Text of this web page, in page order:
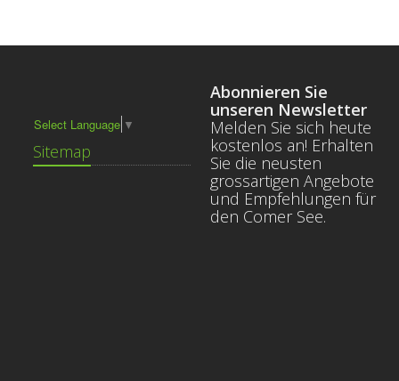
Select Language ▼
Sitemap
Abonnieren Sie
unseren Newsletter
Melden Sie sich heute
kostenlos an! Erhalten
Sie die neusten
grossartigen Angebote
und Empfehlungen für
den Comer See.